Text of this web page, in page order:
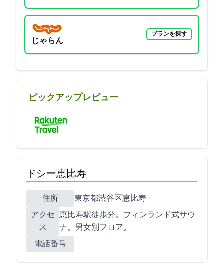
じゃらん
プランを探す
ピックアップレビュー
ドシー恵比寿
住所
東京都渋谷区恵比寿1-8-1
アクセ
ス
JR恵比寿駅徒歩1分。フィンランド式サウ
ナ。男女別フロア。
電話番号